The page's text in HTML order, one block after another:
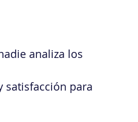
analiza los
satisfacción para